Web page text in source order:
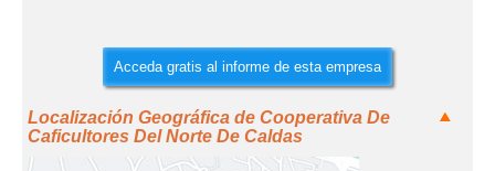
Acceda gratis al informe de esta empresa
Localización Geográfica de Cooperativa De
Caficultores Del Norte De Caldas